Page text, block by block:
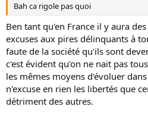
Bah ca rigole pas quoi
Ben tant qu'en France il y aura
excuses aux pires délinquants à
faute de la société qu'ils sont
c'est évident qu'on ne nait pas
les mêmes moyens d'évoluer
n'excuse en rien les libertés que
détriment des autres.